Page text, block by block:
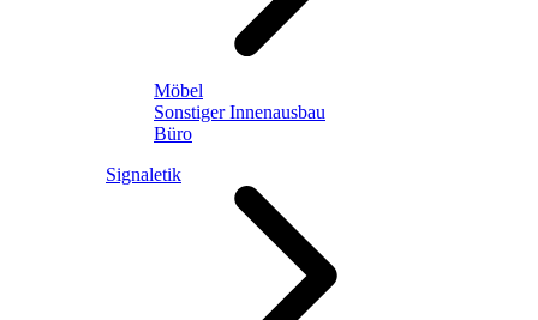
Möbel
Sonstiger Innenausbau
Büro
Signaletik